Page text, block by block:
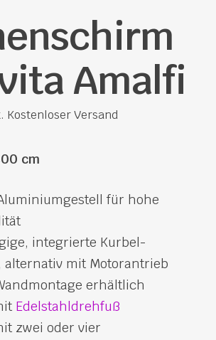
Amalfi
Kostenloser Versand
cm
für hohe
integrierte Kurbel-
alternativ mit Motorantrieb
erhältlich
Edelstahldrehfuß
zwei oder vier